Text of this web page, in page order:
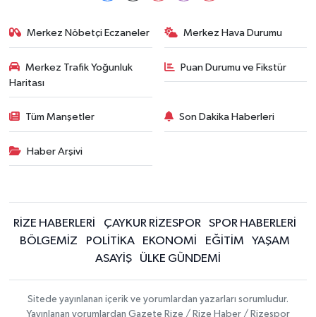
Merkez Nöbetçi Eczaneler Merkez Hava Durumu
Merkez Trafik Yoğunluk
Haritası
Puan Durumu ve Fikstür
Tüm Manşetler Son Dakika Haberleri
Haber Arşivi
RİZE HABERLERİ ÇAYKUR RİZESPOR
SPOR HABERLERİ
BÖLGEMİZ
POLİTİKA EKONOMİ EĞİTİM
YAŞAM
ASAYİŞ
ÜLKE GÜNDEMİ
Sitede yayınlanan içerik ve yorumlardan yazarları sorumludur.
Yayınlanan yorumlardan Gazete Rize / Rize Haber / Rizespor